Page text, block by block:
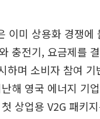
이미 상용화 경쟁에
충전기, 요금제를
하며 소비자 참여 기
해 영국 에너지 기
상업용 V2G 패키